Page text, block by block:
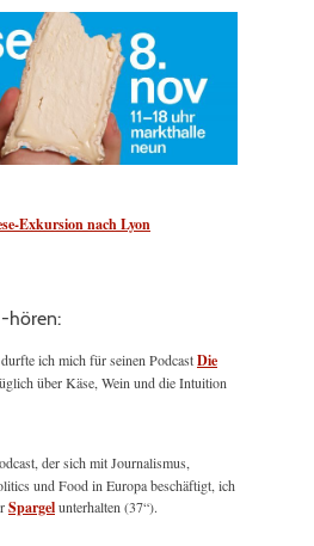
Exkursion nach Lyon
hören:
durfte ich mich für seinen PodcastDie
über Käse, Wein und die Intuition
der sich mit Journalismus,
und Food in Europa beschäftigt, ich
Spargelunterhalten (37“).